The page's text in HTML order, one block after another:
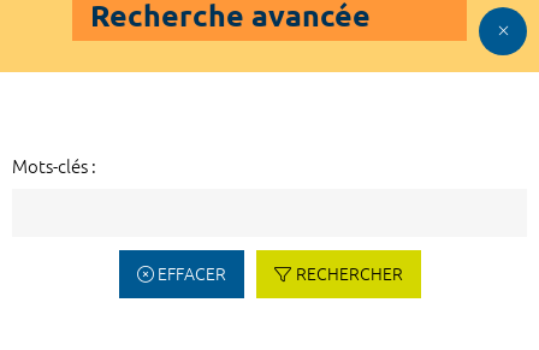
Recherche avancée
Mots-clés :
EFFACER RECHERCHER